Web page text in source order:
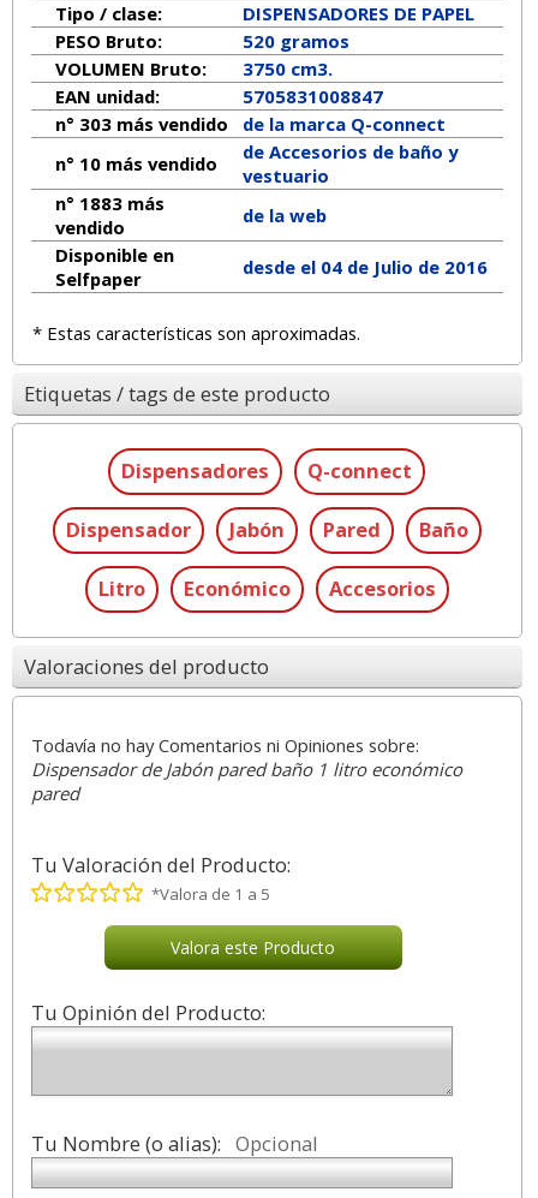
Tipo / clase:
DISPENSADORES DE PAPEL
PESO Bruto:
520 gramos
VOLUMEN Bruto:
3750 cm3.
EAN unidad:
5705831008847
n° 303 más vendido
de la marca Q-connect
n° 10 más vendido
de Accesorios de baño y
vestuario
n° 1883 más
vendido
de la web
Disponible en
Selfpaper
desde el 04 de Julio de 2016
* Estas características son aproximadas.
Etiquetas / tags de este producto
Dispensadores Q-connect
Dispensador Jabón Pared Baño
Litro Económico Accesorios
Valoraciones del producto
Todavía no hay Comentarios ni Opiniones sobre:
Dispensador de Jabón pared baño 1 litro económico
pared
Tu Valoración del Producto:
*Valora de 1 a 5
Valora este Producto
Tu Opinión del Producto:
Tu Nombre (o alias): Opcional